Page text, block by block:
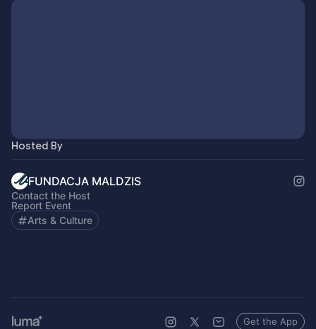
Hosted By
FUNDACJA MALDZIS
Contact the Host
Report Event
Arts & Culture
Get the App